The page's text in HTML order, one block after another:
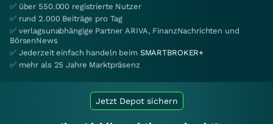
✅ über 550.000 registrierte Nutzer
✅ rund 2.000 Beiträge pro Tag
✅ verlagsunabhängige Partner ARIVA, FinanzNachrichten und
BörsenNews
✅ Jederzeit einfach handeln beim SMARTBROKER+
✅ mehr als 25 Jahre Marktpräsenz
Jetzt Depot sichern